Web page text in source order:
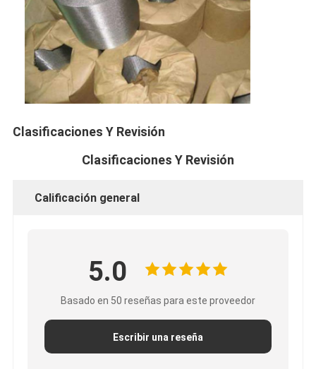
Clasificaciones Y Revisión
Clasificaciones Y Revisión
Calificación general
5.0
Basado en 50 reseñas para este proveedor
Escribir una reseña